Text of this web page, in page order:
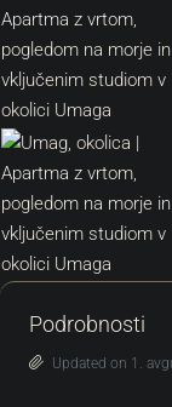
Podrobnosti
Updated on 1.